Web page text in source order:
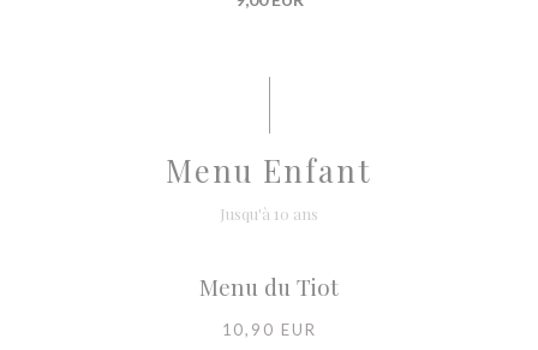
Menu Enfant
Jusqu'à 10 ans
Menu du Tiot
10,90 EUR